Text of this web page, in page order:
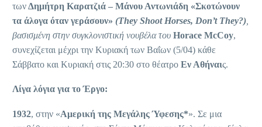
τωνΔημήτρη Καρατζιά – Μάνου Αντωνιάδη «Σκοτώνουν
τα άλογα όταν γεράσουν» (They Shoot Horses, Don’t They?)
βασισμένη στην συγκλονιστική νουβέλα του Horace McCoy,
συνεχίζεται μέχρι την Κυριακή των Βαΐων (5/04) κάθε
Σάββατο και Κυριακή στις 20:30 στο θέατρο Εν Αθήναις.
Λίγα λόγια για το Έργο:
1932, στην «Αμερική της Μεγάλης Ύφεσης*». Σε μια